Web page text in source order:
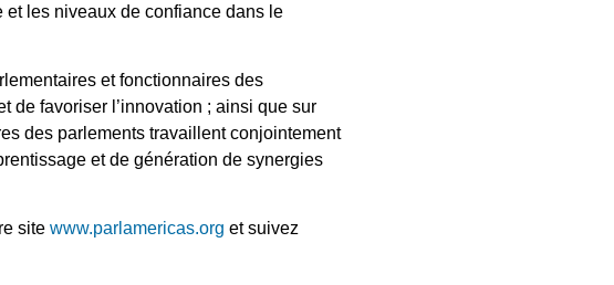
et les niveaux de confiance dans le
et fonctionnaires des
de favoriser l’innovation ; ainsi que sur
des parlements travaillent conjointement
et de génération de synergies
sitewww.parlamericas.org et suivez